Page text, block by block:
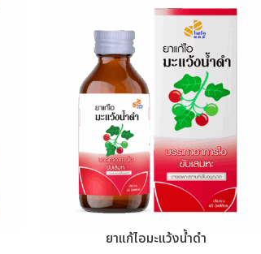
ยาแก้ไอมะแว้งน้ำดำ